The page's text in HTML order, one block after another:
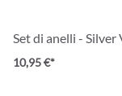
Set di anelli - Silver
10,95 €*